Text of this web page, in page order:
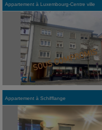
Appartement à Luxembourg-Centre ville
Appartement à Schifflange